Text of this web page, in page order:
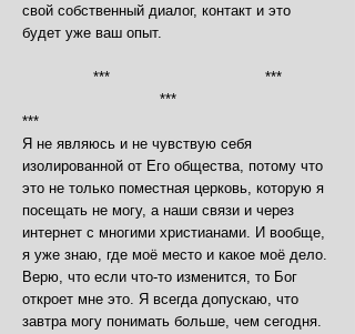
свой собственный диалог, контакт и это
будет уже ваш опыт.
*** ***
***
***
Я не являюсь и не чувствую себя
изолированной от Его общества, потому что
это не только поместная церковь, которую я
посещать не могу, а наши связи и через
интернет с многими христианами. И вообще,
я уже знаю, где моё место и какое моё дело.
Верю, что если что-то изменится, то Бог
откроет мне это. Я всегда допускаю, что
завтра могу понимать больше, чем сегодня.